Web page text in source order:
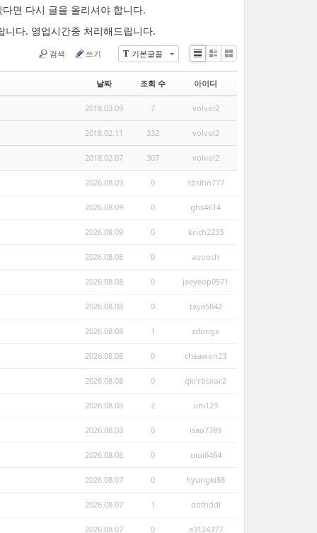
면 다시 글을 올리셔야 합니다.
다. 영업시간중 처리해드립니다.
T 기본글꼴
검색 쓰기
ListZineGallery
날짜 조회 수 아이디
2018.03.09 7 volvol2
2018.02.11 332 volvol2
2018.02.07 307 volvol2
2026.08.09 0 sbsihn777
2026.08.09 0 ghs4614
2026.08.09 0 krich2233
2026.08.08 0 aooosh
2026.08.08 0 jaeyeop0571
2026.08.08 0 taya5842
2026.08.08 1 zdongx
2026.08.08 0 cheawon23
2026.08.08 0 qkrrbsxor2
2026.08.08 2 uni123
2026.08.08 0 isao7789
2026.08.08 0 oioi6464
2026.08.07 0 hyungki88
2026.08.07 1 dothddl
2026.08.07 0 a3124377